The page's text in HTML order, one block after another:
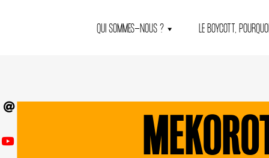
QUI SOMMES-NOUS ? LE BOYCOTT,